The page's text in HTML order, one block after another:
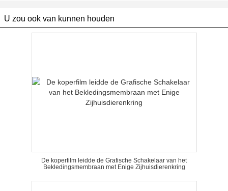
U zou ook van kunnen houden
De koperfilm leidde de Grafische Schakelaar van het
Bekledingsmembraan met Enige Zijhuisdierenkring